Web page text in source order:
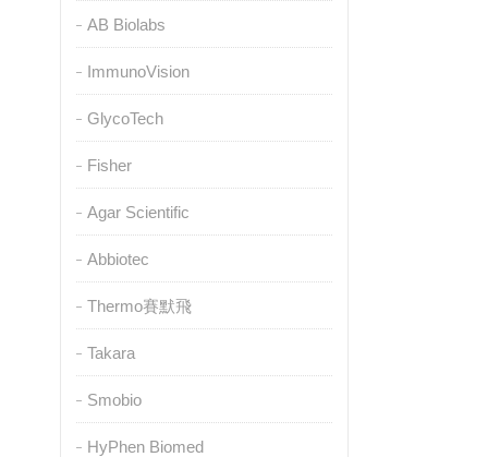
AB Biolabs
ImmunoVision
GlycoTech
Fisher
Agar Scientific
Abbiotec
Thermo賽默飛
Takara
Smobio
HyPhen Biomed